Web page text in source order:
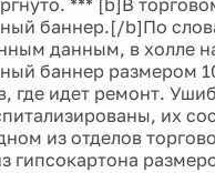
*** [b]В
баннер.[/b]По
данным, в холле
баннер размером
где идет ремонт.
их
из отделов
гипсокартона